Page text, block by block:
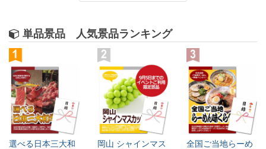
単品景品 人気景品ランキング
選べる日本三大和
岡山 シャインマス
全国ご当地らーめ